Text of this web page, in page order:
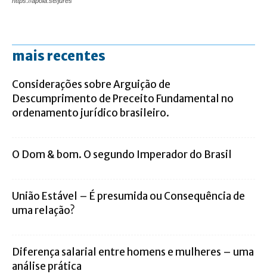
mais recentes
Considerações sobre Arguição de
Descumprimento de Preceito Fundamental no
ordenamento jurídico brasileiro.
O Dom & bom. O segundo Imperador do Brasil
União Estável – É presumida ou Consequência de
uma relação?
Diferença salarial entre homens e mulheres – uma
análise prática